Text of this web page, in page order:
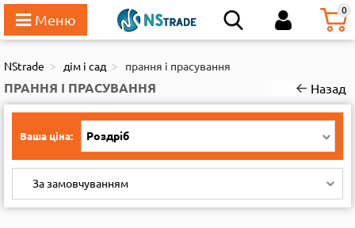
0
111
NStrade дім і сад прання і прасування
ПРАННЯ І ПРАСУВАННЯ Назад
Ваша ціна: Роздріб
За замовчуванням